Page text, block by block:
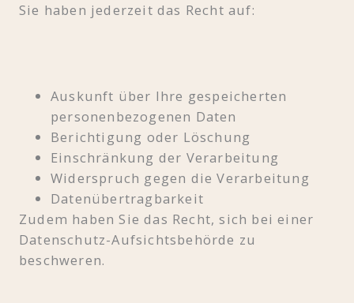
Sie haben jederzeit das Recht auf:
Auskunft über Ihre gespeicherten
personenbezogenen Daten
Berichtigung oder Löschung
Einschränkung der Verarbeitung
Widerspruch gegen die Verarbeitung
Datenübertragbarkeit
Zudem haben Sie das Recht, sich bei einer
Datenschutz-Aufsichtsbehörde zu
beschweren.